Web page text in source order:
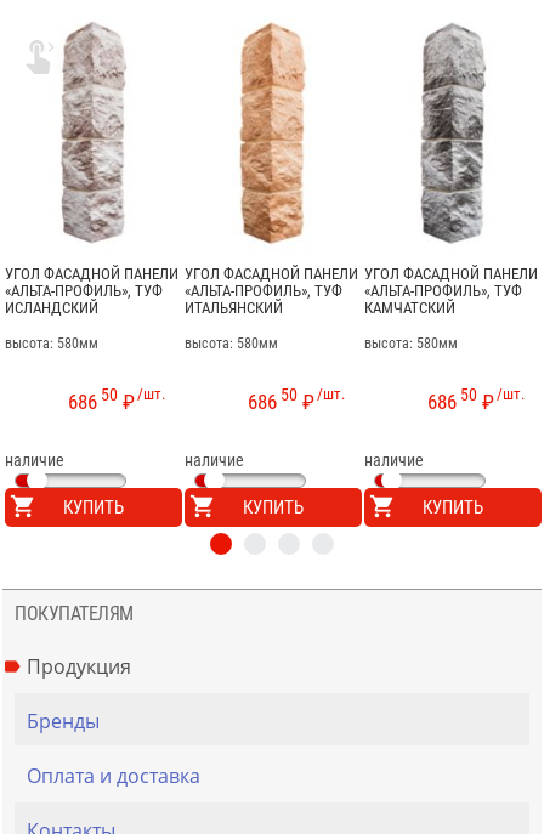
УГОЛ ФАСАДНОЙ ПАНЕЛИ
«АЛЬТА-ПРОФИЛЬ», ТУФ
ИСЛАНДСКИЙ
высота: 580мм
/шт.
686 50 ₽
наличие
КУПИТЬ
УГОЛ ФАСАДНОЙ ПАНЕЛИ
«АЛЬТА-ПРОФИЛЬ», ТУФ
ИТАЛЬЯНСКИЙ
высота: 580мм
/шт.
686 50 ₽
наличие
КУПИТЬ
УГОЛ ФАСАДНОЙ ПАНЕЛИ
«АЛЬТА-ПРОФИЛЬ», ТУФ
КАМЧАТСКИЙ
высота: 580мм
/шт.
686 50 ₽
наличие
КУПИТЬ

ПОКУПАТЕЛЯМ
Продукция
Бренды
Оплата и доставка